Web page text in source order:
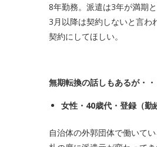
8年勤務。派遣は3年が満期
3月以降は契約しないと言わ
契約にしてほしい。
無期転換の話しもあるが・・
女性・ 40歳代・登録（勤
自治体の外郭団体で働いて